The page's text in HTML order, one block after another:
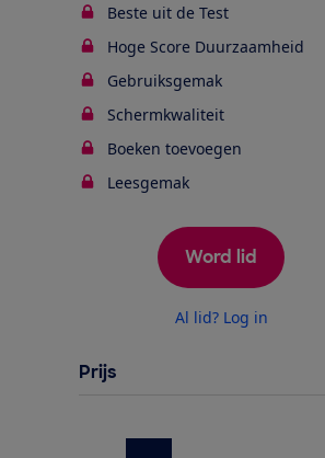
Beste uit de Test
Hoge Score Duurzaamheid
Gebruiksgemak
Schermkwaliteit
Boeken toevoegen
Leesgemak
Word lid
Al lid? Log in
Prijs